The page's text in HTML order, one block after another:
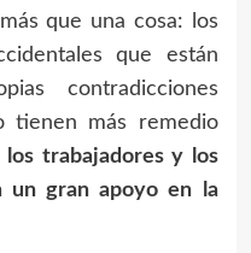
que una cosa: los
que están
contradicciones
tienen más remedio
los trabajadores y los
un gran apoyo en la